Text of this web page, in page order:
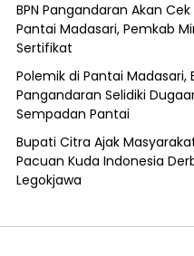
BPN Pangandaran Akan
Pantai Madasari, Pemkab
Sertifikat
Polemik di Pantai Madasari,
Pangandaran Selidiki
Sempadan Pantai
Bupati Citra Ajak
Pacuan Kuda Indonesia
Legokjawa